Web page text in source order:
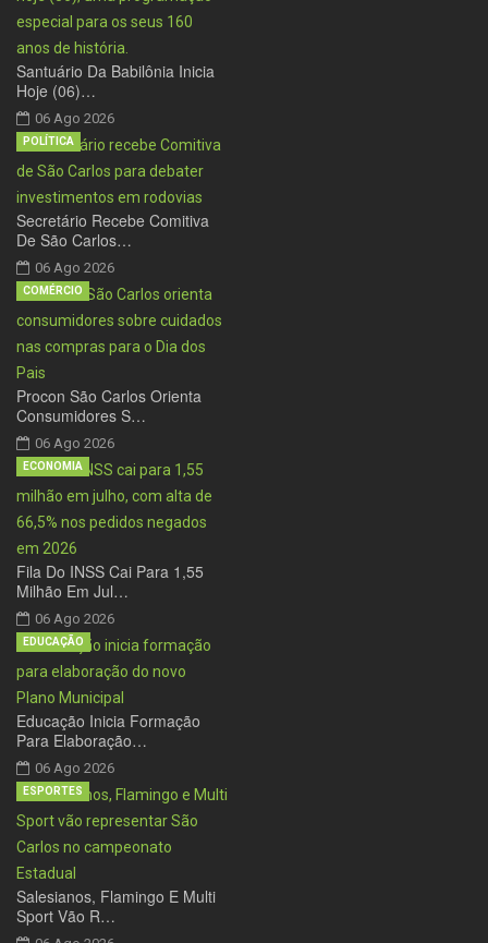
Santuário Da Babilônia Inicia
Hoje (06)…
06 Ago 2026
Secretário Recebe Comitiva
De São Carlos…
06 Ago 2026
POLÍTICA
Procon São Carlos Orienta
Consumidores S…
06 Ago 2026
COMÉRCIO
Fila Do INSS Cai Para 1,55
Milhão Em Jul…
06 Ago 2026
ECONOMIA
Educação Inicia Formação
Para Elaboração…
06 Ago 2026
EDUCAÇÃO
Salesianos, Flamingo E Multi
Sport Vão R…
ESPORTES